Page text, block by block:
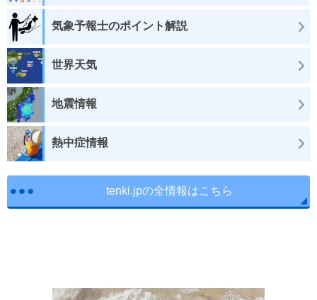
気象予報士のポイント解説
世界天気
地震情報
熱中症情報
tenki.jpの全情報はこちら